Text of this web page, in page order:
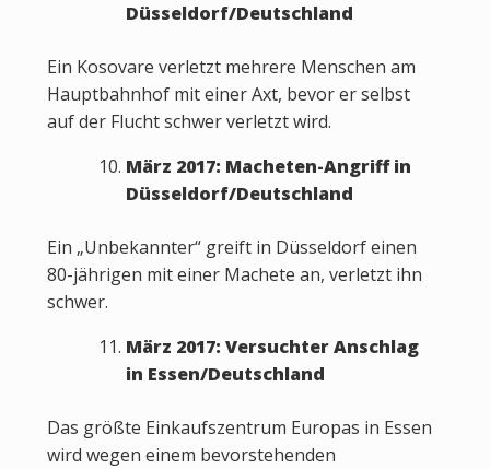
Düsseldorf/Deutschland
Ein Kosovare verletzt mehrere Menschen am
Hauptbahnhof mit einer Axt, bevor er selbst
auf der Flucht schwer verletzt wird.
März 2017: Macheten-Angriff in
Düsseldorf/Deutschland
Ein „Unbekannter“ greift in Düsseldorf einen
80-jährigen mit einer Machete an, verletzt ihn
schwer.
März 2017: Versuchter Anschlag
in Essen/Deutschland
Das größte Einkaufszentrum Europas in Essen
wird wegen einem bevorstehenden